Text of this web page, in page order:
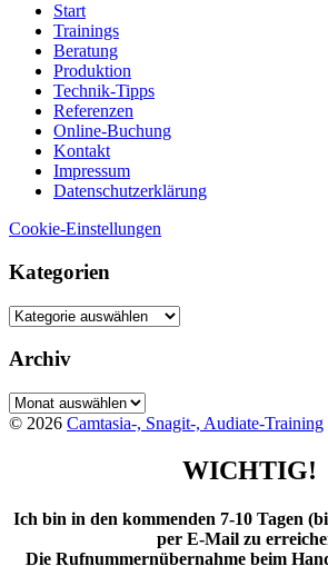
Start
Trainings
Beratung
Produktion
Technik-Tipps
Referenzen
Online-Buchung
Kontakt
Impressum
Datenschutzerklärung
Cookie-Einstellungen
Kategorien
Kategorien
Archiv
Archiv
© 2026 Camtasia-, Snagit-, Audiate-Training
WICHTIG!
Ich bin in den kommenden 7-10 Tagen
per E-Mail zu
Die Rufnummernübernahme beim